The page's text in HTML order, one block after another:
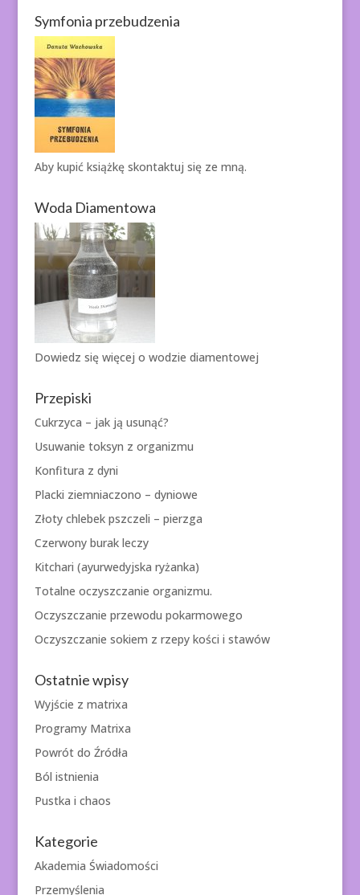
Symfonia przebudzenia
Aby kupić książkę skontaktuj się ze mną.
Woda Diamentowa
Dowiedz się więcej o wodzie diamentowej
Przepiski
Cukrzyca – jak ją usunąć?
Usuwanie toksyn z organizmu
Konfitura z dyni
Placki ziemniaczono – dyniowe
Złoty chlebek pszczeli – pierzga
Czerwony burak leczy
Kitchari (ayurwedyjska ryżanka)
Totalne oczyszczanie organizmu.
Oczyszczanie przewodu pokarmowego
Oczyszczanie sokiem z rzepy kości i stawów
Ostatnie wpisy
Wyjście z matrixa
Programy Matrixa
Powrót do Źródła
Ból istnienia
Pustka i chaos
Kategorie
Akademia Świadomości
Przemyślenia